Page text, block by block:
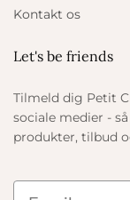
Kontakt os
Let's be friends
Tilmeld dig Petit
sociale medier -
produkter, tilbud